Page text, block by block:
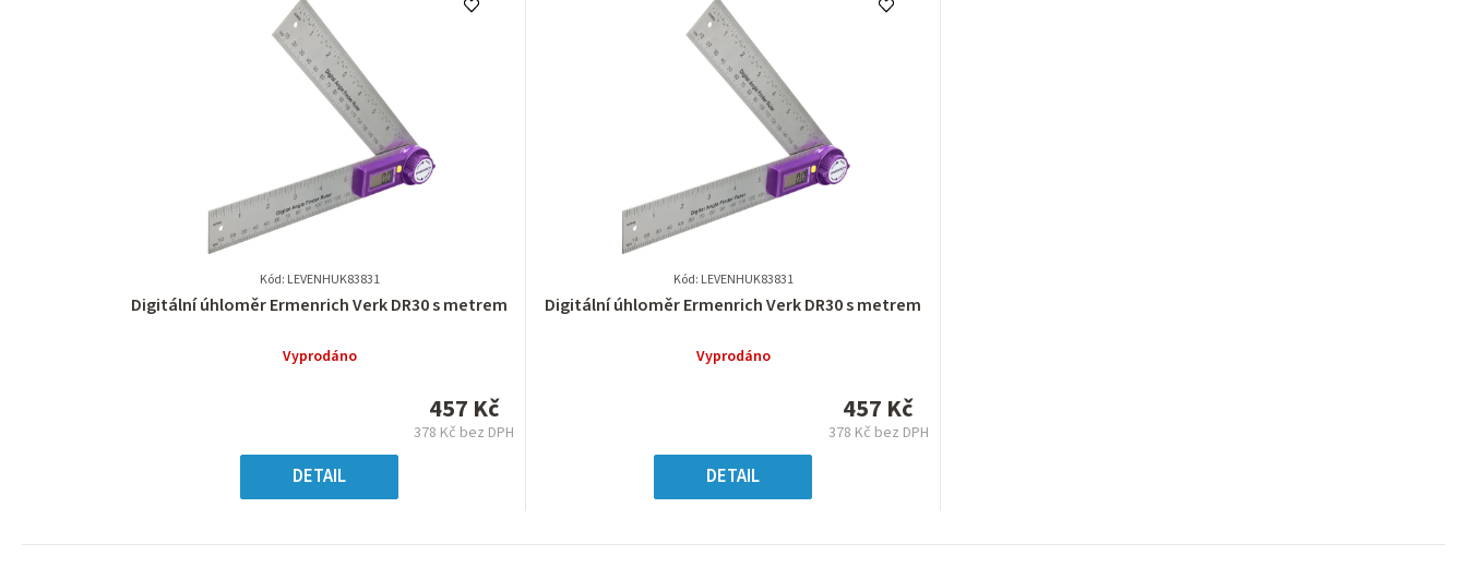
Kód: LEVENHUK83831
Průměrné
produktu
5
hvězdiček.
Digitální úhloměr Ermenrich Verk DR30 s metrem
Vyprodáno
457 Kč
378 Kč bez DPH
DETAIL
Kód: LEVENHUK83831
Průměrné
produktu
5
hvězdiček.
Digitální úhloměr Ermenrich Verk DR30 s metrem
Vyprodáno
457 Kč
378 Kč bez DPH
DETAIL